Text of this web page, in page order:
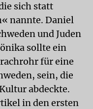
sich statt
nannte. Daniel
und Juden
sollte ein
für eine
sein, die
abdeckte.
in den ersten